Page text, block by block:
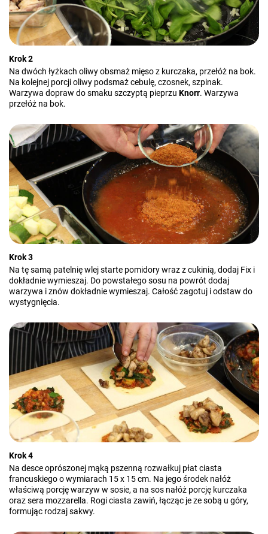
Krok 2
Na dwóch łyżkach oliwy obsmaż mięso z kurczaka, przełóż na bok.
Na kolejnej porcji oliwy podsmaż cebulę, czosnek, szpinak.
Warzywa dopraw do smaku szczyptą pieprzu Knorr. Warzywa
przełóż na bok.
Krok 3
Na tę samą patelnię wlej starte pomidory wraz z cukinią, dodaj Fix i
dokładnie wymieszaj. Do powstałego sosu na powrót dodaj
warzywa i znów dokładnie wymieszaj. Całość zagotuj i odstaw do
wystygnięcia.
Krok 4
Na desce oprószonej mąką pszenną rozwałkuj płat ciasta
francuskiego o wymiarach 15 x 15 cm. Na jego środek nałóż
właściwą porcję warzyw w sosie, a na sos nałóż porcję kurczaka
oraz sera mozzarella. Rogi ciasta zawiń, łącząc je ze sobą u góry,
formując rodzaj sakwy.